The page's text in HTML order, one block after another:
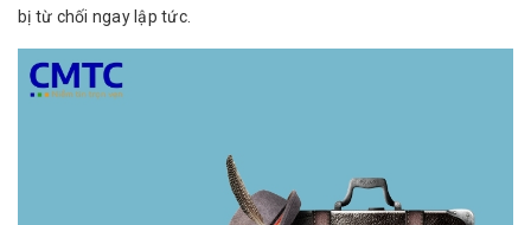
bị từ chối ngay lập tức.